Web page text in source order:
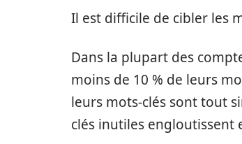
Il est difficile de cibler les
Dans la plupart des
moins de 10 % de leurs
leurs mots-clés sont tout
clés inutiles engloutissent